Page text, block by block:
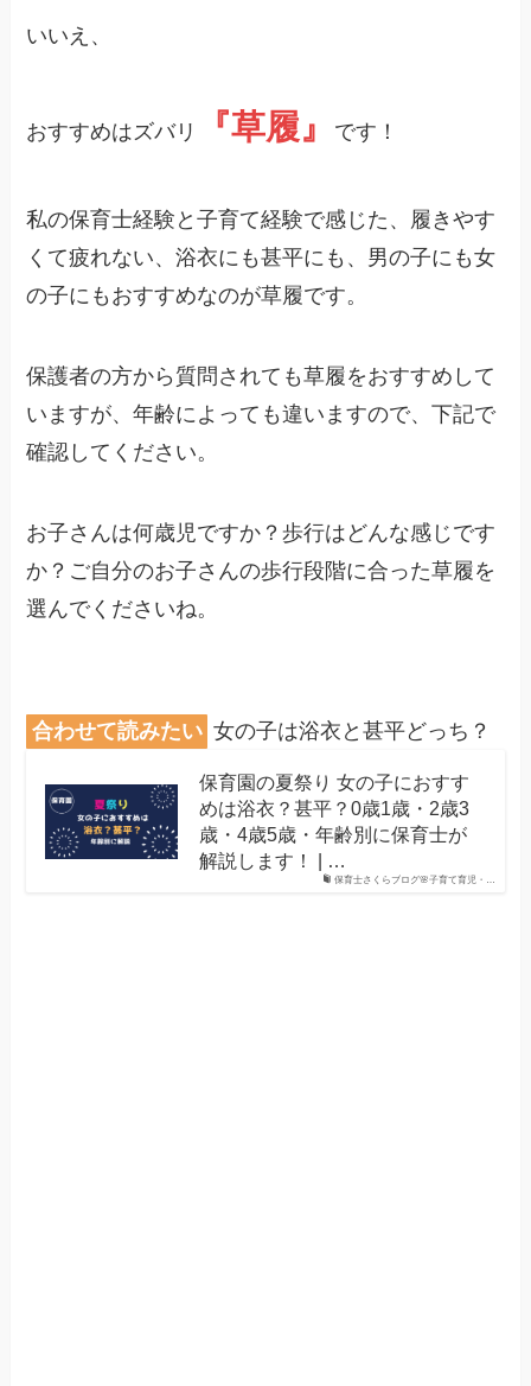
いいえ、
おすすめはズバリ 『草履』 です！
私の保育士経験と子育て経験で感じた、履きやす
くて疲れない、浴衣にも甚平にも、男の子にも女
の子にもおすすめなのが草履です。
保護者の方から質問されても草履をおすすめして
いますが、年齢によっても違いますので、下記で
確認してください。
お子さんは何歳児ですか？歩行はどんな感じです
か？ご自分のお子さんの歩行段階に合った草履を
選んでくださいね。
合わせて読みたい 女の子は浴衣と甚平どっち？
保育士さくらブログ🌸子育て育児・…
保育園の夏祭り 女の子におすす
めは浴衣？甚平？0歳1歳・2歳3
歳・4歳5歳・年齢別に保育士が
解説します！ | …